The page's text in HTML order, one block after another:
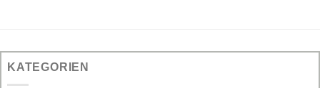
KATEGORIEN